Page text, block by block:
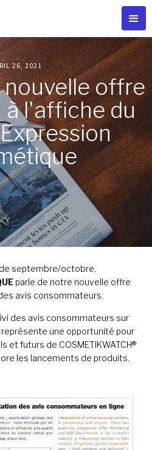
26, 2021
nouvelle offre
à l'affiche du
septembre/octobre,
parle de notre nouvelle offre
avis consommateurs.
des avis consommateurs sur
une opportunité pour
et futurs de COSMETIKWATCH®
les lancements de produits.